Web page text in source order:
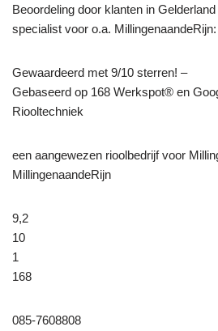
Beoordeling door klanten in
specialist voor o.a. MillingenaandeRijn:
Gewaardeerd met 9/10 sterren! –
Gebaseerd op 168 Werkspot® en
Riooltechniek
een aangewezen rioolbedrijf voor
MillingenaandeRijn
9,2
10
1
168
085-7608808